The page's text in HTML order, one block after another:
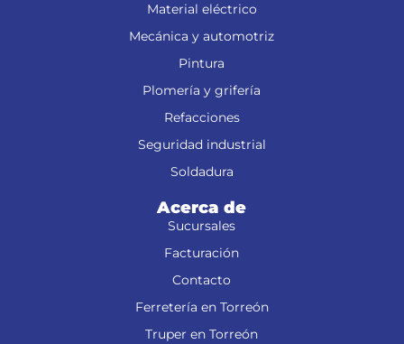
Material eléctrico
Mecánica y automotriz
Pintura
Plomería y grifería
Refacciones
Seguridad industrial
Soldadura
Acerca de
Sucursales
Facturación
Contacto
Ferretería en Torreón
Truper en Torreón